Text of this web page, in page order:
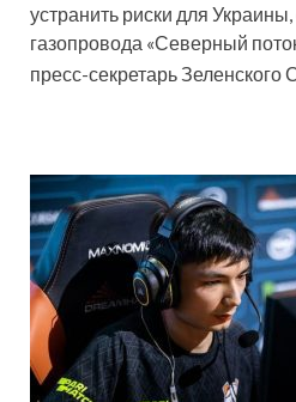
устранить риски для
газопровода «Северный
пресс-секретарь Зеленского